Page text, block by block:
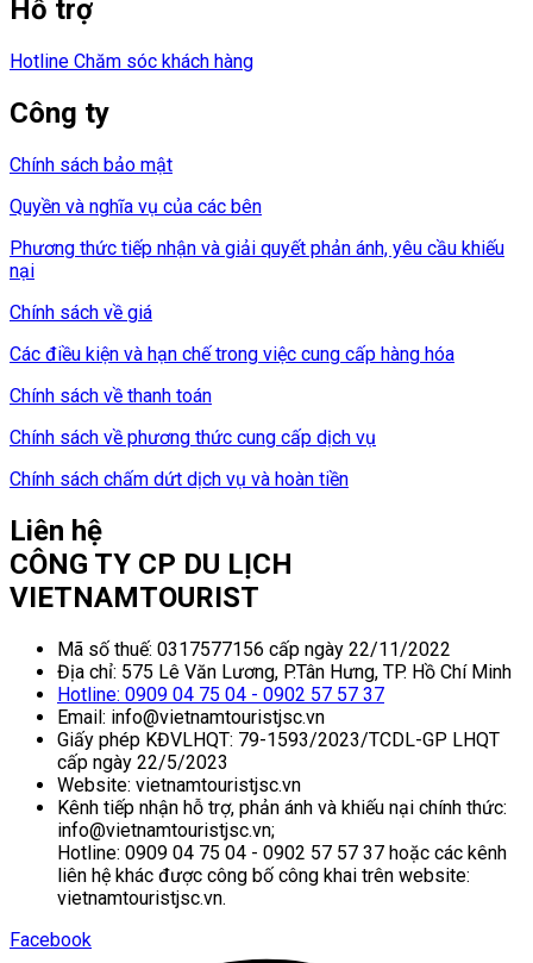
Hỗ trợ
Hotline Chăm sóc khách hàng
Công ty
Chính sách bảo mật
Quyền và nghĩa vụ của các bên
Phương thức tiếp nhận và giải quyết phản ánh, yêu cầu khiếu
nại
Chính sách về giá
Các điều kiện và hạn chế trong việc cung cấp hàng hóa
Chính sách về thanh toán
Chính sách về phương thức cung cấp dịch vụ
Chính sách chấm dứt dịch vụ và hoàn tiền
Liên hệ
CÔNG TY CP DU LỊCH
VIETNAMTOURIST
Mã số thuế: 0317577156 cấp ngày 22/11/2022
Địa chỉ: 575 Lê Văn Lương, P.Tân Hưng, TP. Hồ Chí Minh
Hotline: 0909 04 75 04 - 0902 57 57 37
Email: info@vietnamtouristjsc.vn
Giấy phép KĐVLHQT: 79-1593/2023/TCDL-GP LHQT
cấp ngày 22/5/2023
Website: vietnamtouristjsc.vn
Kênh tiếp nhận hỗ trợ, phản ánh và khiếu nại chính thức:
info@vietnamtouristjsc.vn;
Hotline: 0909 04 75 04 - 0902 57 57 37 hoặc các kênh
liên hệ khác được công bố công khai trên website:
vietnamtouristjsc.vn.
Facebook